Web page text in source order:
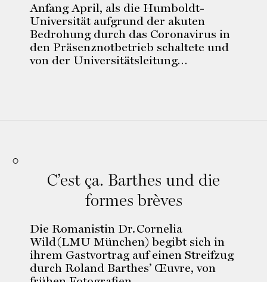
Anfang April, als die Humboldt-
Universität aufgrund der akuten
Bedrohung durch das Coronavirus in
den Präsenznotbetrieb schaltete und
von der Universitätsleitung…
C’est ça. Barthes und die
formes brèves
Die Romanistin Dr. Cornelia
Wild (LMU München) begibt sich in
ihrem Gastvortrag auf einen Streifzug
durch Roland Barthes’ Œuvre, von